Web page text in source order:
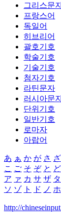
그리스문
프랑스어
독일어
히브리어
괄호기호
학술기호
기술기호
첨자기호
라틴문자
러시아문
단위기호
일반기호
로마자
아랍어
あ ぁ か が さ ざ
こ ご そ ぞ と ど
ア ァ カ サ ザ タ
ソ ゾ ト ド ノ ホ
http://